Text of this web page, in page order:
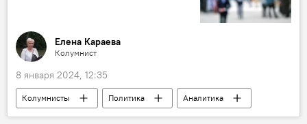
Елена Караева
Колумнист
8 января 2024, 12:35
Колумнисты Политика
Аналитика
НАТО
Россия
Украина